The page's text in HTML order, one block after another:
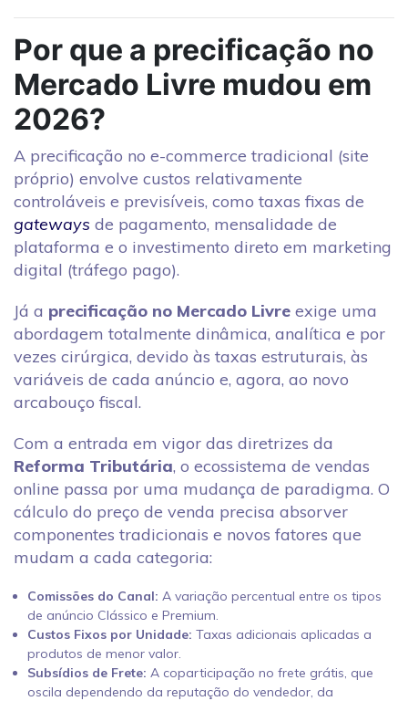
Por que a precificação no
Mercado Livre mudou em
2026?
A precificação no e-commerce tradicional (site
próprio) envolve custos relativamente
controláveis e previsíveis, como taxas fixas de
gateways de pagamento, mensalidade de
plataforma e o investimento direto em marketing
digital (tráfego pago).
Já a precificação no Mercado Livre exige uma
abordagem totalmente dinâmica, analítica e por
vezes cirúrgica, devido às taxas estruturais, às
variáveis de cada anúncio e, agora, ao novo
arcabouço fiscal.
Com a entrada em vigor das diretrizes da
Reforma Tributária, o ecossistema de vendas
online passa por uma mudança de paradigma. O
cálculo do preço de venda precisa absorver
componentes tradicionais e novos fatores que
mudam a cada categoria:
Comissões do Canal: A variação percentual entre os tipos
de anúncio Clássico e Premium.
Custos Fixos por Unidade: Taxas adicionais aplicadas a
produtos de menor valor.
Subsídios de Frete: A coparticipação no frete grátis, que
oscila dependendo da reputação do vendedor, da